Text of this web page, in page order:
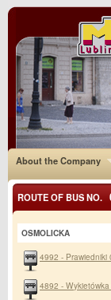
About the Company
ROUTE OF BUS NO.
OSMOLICKA
4992 - Prawiedniki
4892 - Wykietówka